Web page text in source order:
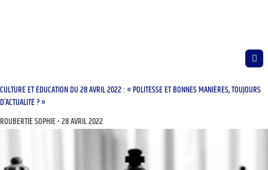
CULTURE ET ÉDUCATION DU 28 AVRIL 2022 : « POLITESSE ET BONNES MANIÈRES, TOUJOURS
D’ACTUALITÉ ? »
ROUBERTIE SOPHIE 28 AVRIL 2022